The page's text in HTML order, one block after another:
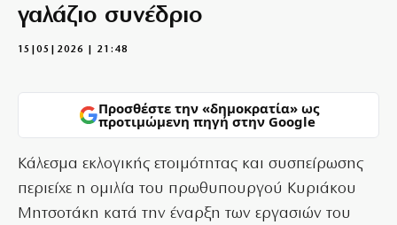
γαλάζιο συνέδριο
15|05|2026 | 21:48
Προσθέστε την «δημοκρατία» ως
προτιμώμενη πηγή στην Google
Κάλεσμα εκλογικής ετοιμότητας και συσπείρωσης
περιείχε η ομιλία του πρωθυπουργού Κυριάκου
Μητσοτάκη κατά την έναρξη των εργασιών του